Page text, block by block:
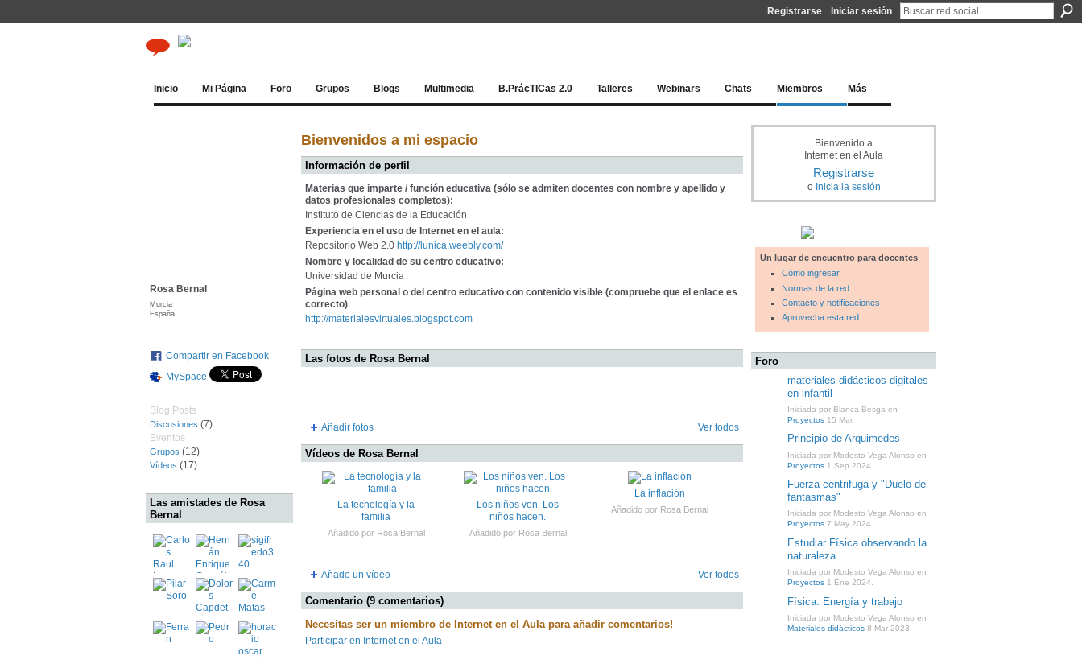
Registrarse Iniciar sesión
Inicio Mi Página Foro Grupos Blogs Multimedia B.PrácTICas 2.0 Talleres Webinars Chats Miembros Más
Rosa Bernal
Murcia
España
Compartir en Facebook
MySpace
Blog Posts
Discusiones (7)
Eventos
Grupos (12)
Vídeos (17)
Las amistades de Rosa
Bernal
Bienvenidos a mi espacio
Información de perfil
Materias que imparte / función educativa (sólo se admiten docentes con nombre y apellido y
datos profesionales completos):
Instituto de Ciencias de la Educación
Experiencia en el uso de Internet en el aula:
Repositorio Web 2.0 http://lunica.weebly.com/
Nombre y localidad de su centro educativo:
Universidad de Murcia
Página web personal o del centro educativo con contenido visible (compruebe que el enlace es
correcto)
http://materialesvirtuales.blogspot.com
Las fotos de Rosa Bernal
Añadir fotos Ver todos
Vídeos de Rosa Bernal
La tecnología y la
familia
Añadido por Rosa Bernal
Los niños ven. Los
niños hacen.
Añadido por Rosa Bernal
La inflación
Añadido por Rosa Bernal
Añade un vídeo Ver todos
Comentario (9 comentarios)
Necesitas ser un miembro de Internet en el Aula para añadir comentarios!
Participar en Internet en el Aula
Bienvenido a
Internet en el Aula
Registrarse
o Inicia la sesión
Un lugar de encuentro para docentes
Cómo ingresar
Normas de la red
Contacto y notificaciones
Aprovecha esta red
Foro
materiales didácticos digitales
en infantil
Iniciada por Blanca Besga en
Proyectos 15 Mar.
Principio de Arquimedes
Iniciada por Modesto Vega Alonso en
Proyectos 1 Sep 2024.
Fuerza centrifuga y "Duelo de
fantasmas"
Iniciada por Modesto Vega Alonso en
Proyectos 7 May 2024.
Estudiar Física observando la
naturaleza
Iniciada por Modesto Vega Alonso en
Proyectos 1 Ene 2024.
Física. Energía y trabajo
Iniciada por Modesto Vega Alonso en
Materiales didácticos 8 Mar 2023.